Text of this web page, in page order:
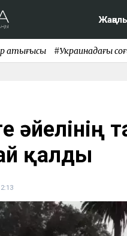
қақтығысы #Украинадағы
әйелінің
қалды